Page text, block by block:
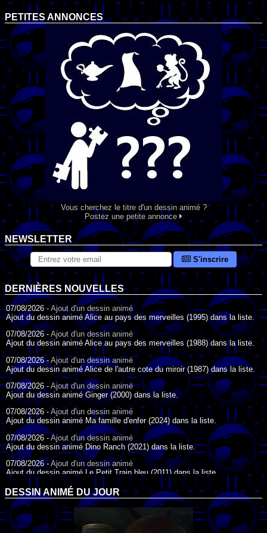
PETITES ANNONCES
Vous cherchez le titre d'un dessin animé ?
Postez une petite annonce
NEWSLETTER
S'inscrire
DERNIÈRES NOUVELLES
07/08/2026 - Ajout d'un dessin animé
Ajout du dessin animé Alice au pays des merveilles (1995) dans la liste.
07/08/2026 -Ajout d'un dessin animé
Ajout du dessin animé Alice au pays des merveilles (1988) dans la liste.
07/08/2026 -Ajout d'un dessin animé
Ajout du dessin animé Alice de l'autre cote du miroir (1987) dans la liste.
07/08/2026 - Ajout d'un dessin animé
Ajout du dessin animé Ginger (2000) dans la liste.
07/08/2026 - Ajout d'un dessin animé
Ajout du dessin animé Ma famille d'enfer (2024) dans la liste.
07/08/2026 -Ajout d'un dessin animé
Ajout du dessin animé Dino Ranch (2021) dans la liste.
07/08/2026 -Ajout d'un dessin animé
Ajout du dessin animé Le Petit Train bleu (2011) dans la liste.
07/08/2026 -Ajout d'un dessin animé
Ajout du dessin animé Agent Spécial Oso (2009) dans la liste.
17/07/2026 -
Ajout d'un dessin animé
Ajout du dessin animé Peter Pan (1988) dans la liste.
DESSIN ANIMÉ DU JOUR